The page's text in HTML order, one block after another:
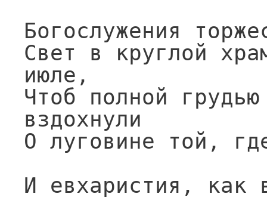
Богослужения
Свет в круглой
июле,
Чтоб полной
вздохнули
О луговине той,
И евхаристия, как